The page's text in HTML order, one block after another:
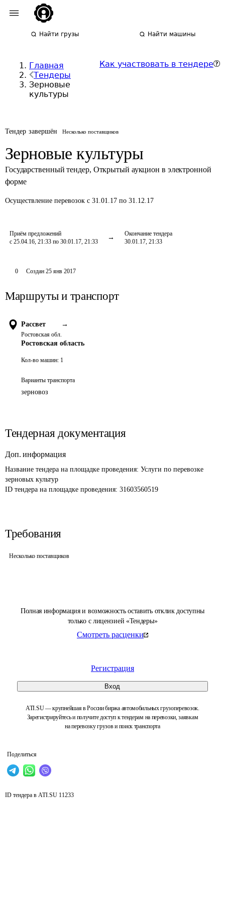
Найти грузы Найти машины
Главная
Тендеры
Зерновые
культуры
Как участвовать в тендере
Тендер завершён Несколько поставщиков
Зерновые культуры
Государственный тендер, Открытый аукцион в электронной
форме
Осуществление перевозок с 31.01.17 по 31.12.17
Приём предложений
с 25.04.16, 21:33 по 30.01.17, 21:33
Окончание тендера
30.01.17, 21:33
Полная информация и возможность оставить отклик доступны
только с лицензией «Тендеры»
Смотреть расценки
Регистрация
Вход
ATI.SU — крупнейшая в России биржа автомобильных грузоперевозок.
Зарегистрируйтесь и получите доступ к тендерам на перевозки, заявкам
на перевозку грузов и поиск транспорта
Поделиться
0 Создан 25 янв 2017
Маршруты и транспорт
Рассвет →
Ростовская обл.
Ростовская область
Кол-во машин: 1
Варианты транспорта
зерновоз
Тендерная документация
Доп. информация
Название тендера на площадке проведения: Услуги по перевозке
зерновых культур
ID тендера на площадке проведения: 31603560519
Требования
Несколько поставщиков
ID тендера в ATI.SU 11233